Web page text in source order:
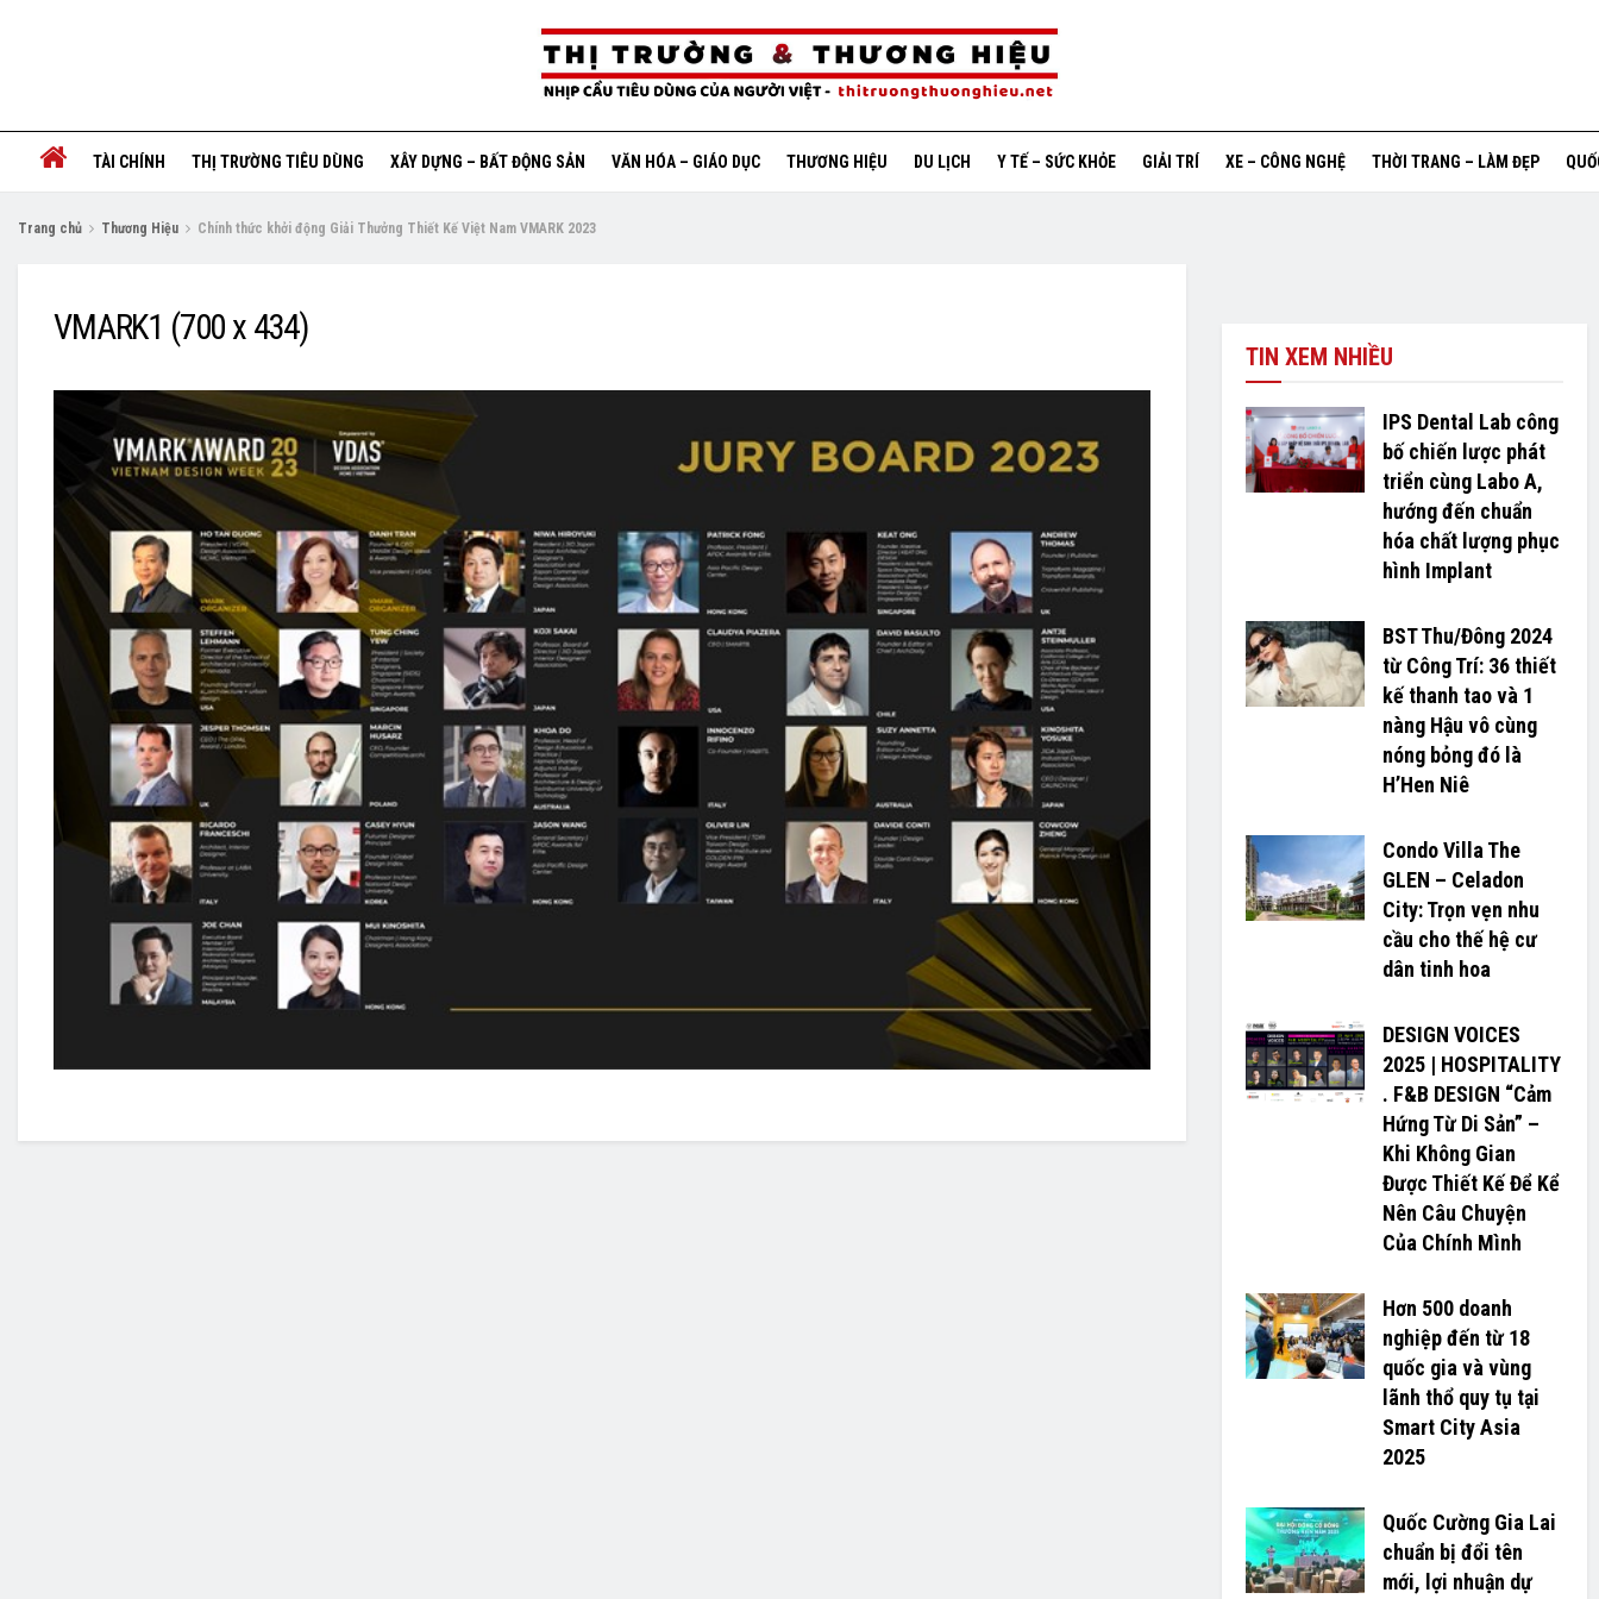
TÀI CHÍNH THỊ TRƯỜNG TIÊU DÙNG XÂY DỰNG – BẤT ĐỘNG SẢN VĂN HÓA – GIÁO DỤC THƯƠNG HIỆU DU LỊCH Y TẾ – SỨC KHỎE GIẢI TRÍ XE – CÔNG NGHỆ THỜI TRANG – LÀM ĐẸP
Trang chủ Thương Hiệu Chính thức khởi động Giải Thưởng Thiết Kế Việt Nam VMARK 2023
VMARK1 (700 x 434)
TIN XEM NHIỀU
IPS Dental Lab công
bố chiến lược phát
triển cùng Labo A,
hướng đến chuẩn
hóa chất lượng phục
hình Implant
BST Thu/Đông 2024
từ Công Trí: 36 thiết
kế thanh tao và 1
nàng Hậu vô cùng
nóng bỏng đó là
H’H­­­­en Niê
Condo Villa The
GLEN – Celadon
City: Trọn vẹn nhu
cầu cho thế hệ cư
dân tinh hoa
DESIGN VOICES
2025 | HOSPITALITY
. F&B DESIGN “Cảm
Hứng Từ Di Sản” –
Khi Không Gian
Được Thiết Kế Để Kể
Nên Câu Chuyện
Của Chính Mình
Hơn 500 doanh
nghiệp đến từ 18
quốc gia và vùng
lãnh thổ quy tụ tại
Smart City Asia
2025
Quốc Cường Gia Lai
chuẩn bị đổi tên
mới, lợi nhuận dự